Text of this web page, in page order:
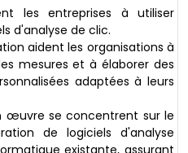
les entreprises à utiliser
d'analyse de clic.
aident les organisations à
mesures et à élaborer des
adaptées à leurs
œuvre se concentrent sur le
de logiciels d'analyse
existante, assurant